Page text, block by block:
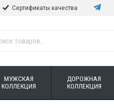
Сертификаты качества
МУЖСКАЯ
КОЛЛЕКЦИЯ
ДОРОЖНАЯ
КОЛЛЕКЦИЯ